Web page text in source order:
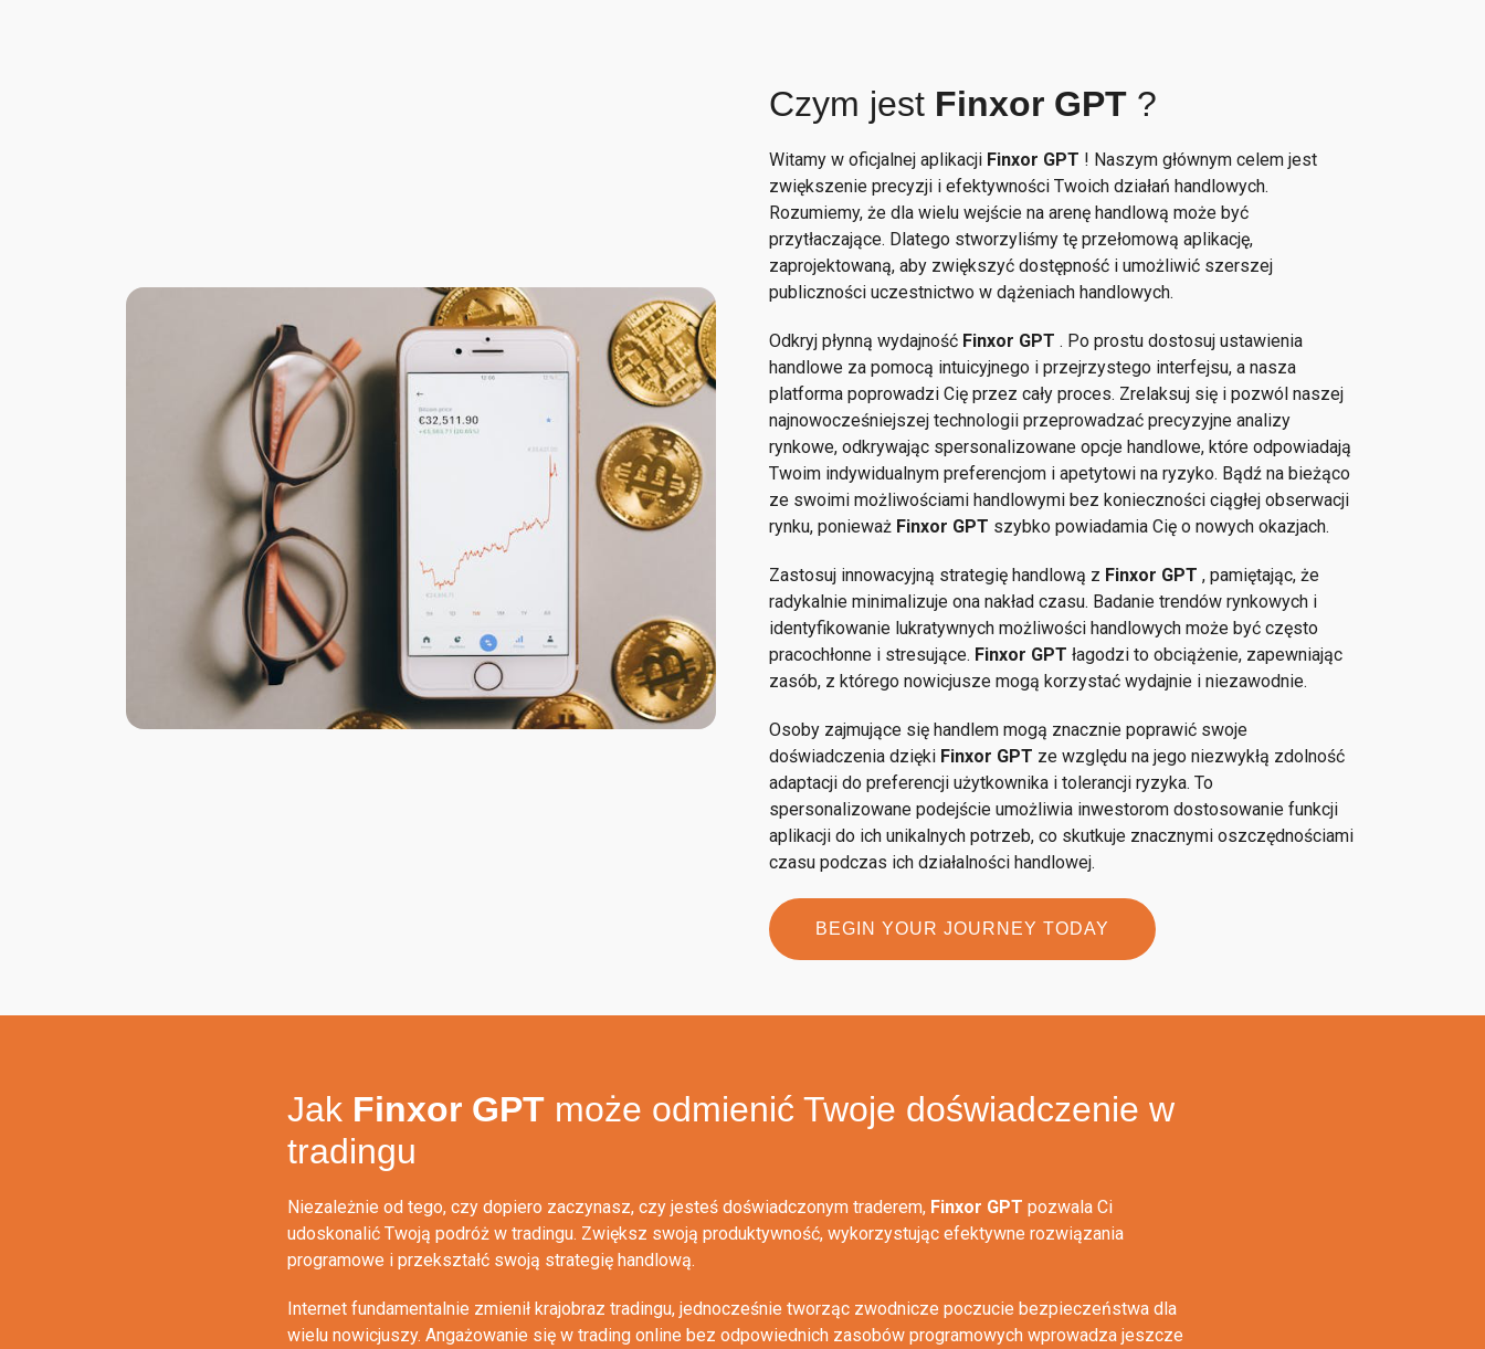
Czym jest Finxor GPT ?
Witamy w oficjalnej aplikacji Finxor GPT ! Naszym głównym celem jest
zwiększenie precyzji i efektywności Twoich działań handlowych.
Rozumiemy, że dla wielu wejście na arenę handlową może być
przytłaczające. Dlatego stworzyliśmy tę przełomową aplikację,
zaprojektowaną, aby zwiększyć dostępność i umożliwić szerszej
publiczności uczestnictwo w dążeniach handlowych.
Odkryj płynną wydajność Finxor GPT . Po prostu dostosuj ustawienia
handlowe za pomocą intuicyjnego i przejrzystego interfejsu, a nasza
platforma poprowadzi Cię przez cały proces. Zrelaksuj się i pozwól naszej
najnowocześniejszej technologii przeprowadzać precyzyjne analizy
rynkowe, odkrywając spersonalizowane opcje handlowe, które odpowiadają
Twoim indywidualnym preferencjom i apetytowi na ryzyko. Bądź na bieżąco
ze swoimi możliwościami handlowymi bez konieczności ciągłej obserwacji
rynku, ponieważ Finxor GPT szybko powiadamia Cię o nowych okazjach.
Zastosuj innowacyjną strategię handlową z Finxor GPT , pamiętając, że
radykalnie minimalizuje ona nakład czasu. Badanie trendów rynkowych i
identyfikowanie lukratywnych możliwości handlowych może być często
pracochłonne i stresujące. Finxor GPT łagodzi to obciążenie, zapewniając
zasób, z którego nowicjusze mogą korzystać wydajnie i niezawodnie.
Osoby zajmujące się handlem mogą znacznie poprawić swoje
doświadczenia dzięki Finxor GPT ze względu na jego niezwykłą zdolność
adaptacji do preferencji użytkownika i tolerancji ryzyka. To
spersonalizowane podejście umożliwia inwestorom dostosowanie funkcji
aplikacji do ich unikalnych potrzeb, co skutkuje znacznymi oszczędnościami
czasu podczas ich działalności handlowej.
BEGIN YOUR JOURNEY TODAY
Jak Finxor GPT może odmienić Twoje doświadczenie w
tradingu
Niezależnie od tego, czy dopiero zaczynasz, czy jesteś doświadczonym traderem, Finxor GPT pozwala Ci
udoskonalić Twoją podróż w tradingu. Zwiększ swoją produktywność, wykorzystując efektywne rozwiązania
programowe i przekształć swoją strategię handlową.
Internet fundamentalnie zmienił krajobraz tradingu, jednocześnie tworząc zwodnicze poczucie bezpieczeństwa dla
wielu nowicjuszy. Angażowanie się w trading online bez odpowiednich zasobów programowych wprowadza jeszcze